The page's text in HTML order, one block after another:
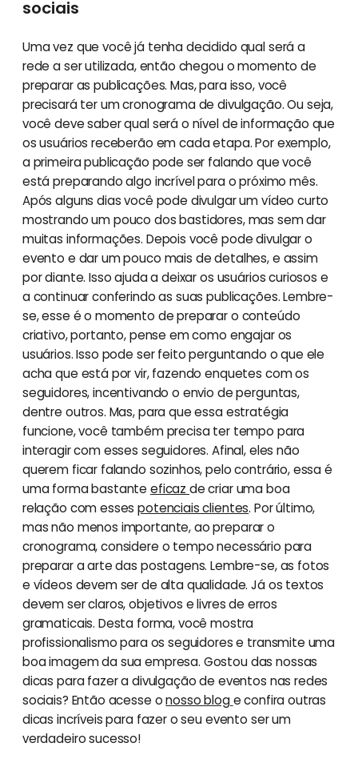
sociais
Uma vez que você já tenha decidido qual será a
rede a ser utilizada, então chegou o momento de
preparar as publicações. Mas, para isso, você
precisará ter um cronograma de divulgação. Ou seja,
você deve saber qual será o nível de informação que
os usuários receberão em cada etapa. Por exemplo,
a primeira publicação pode ser falando que você
está preparando algo incrível para o próximo mês.
Após alguns dias você pode divulgar um vídeo curto
mostrando um pouco dos bastidores, mas sem dar
muitas informações. Depois você pode divulgar o
evento e dar um pouco mais de detalhes, e assim
por diante. Isso ajuda a deixar os usuários curiosos e
a continuar conferindo as suas publicações. Lembre-
se, esse é o momento de preparar o conteúdo
criativo, portanto, pense em como engajar os
usuários. Isso pode ser feito perguntando o que ele
acha que está por vir, fazendo enquetes com os
seguidores, incentivando o envio de perguntas,
dentre outros. Mas, para que essa estratégia
funcione, você também precisa ter tempo para
interagir com esses seguidores. Afinal, eles não
querem ficar falando sozinhos, pelo contrário, essa é
uma forma bastante eficaz de criar uma boa
relação com essespotenciais clientes. Por último,
mas não menos importante, ao preparar o
cronograma, considere o tempo necessário para
preparar a arte das postagens. Lembre-se, as fotos
e vídeos devem ser de alta qualidade. Já os textos
devem ser claros, objetivos e livres de erros
gramaticais. Desta forma, você mostra
profissionalismo para os seguidores e transmite uma
boa imagem da sua empresa. Gostou das nossas
dicas para fazer a divulgação de eventos nas redes
sociais? Então acesse onosso bloge confira outras
dicas incríveis para fazer o seu evento ser um
verdadeiro sucesso!